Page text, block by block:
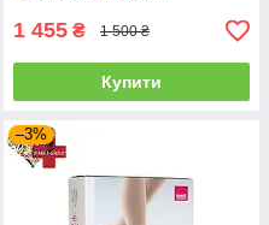
1 455 ₴ 1 500 ₴
Купити
–3%